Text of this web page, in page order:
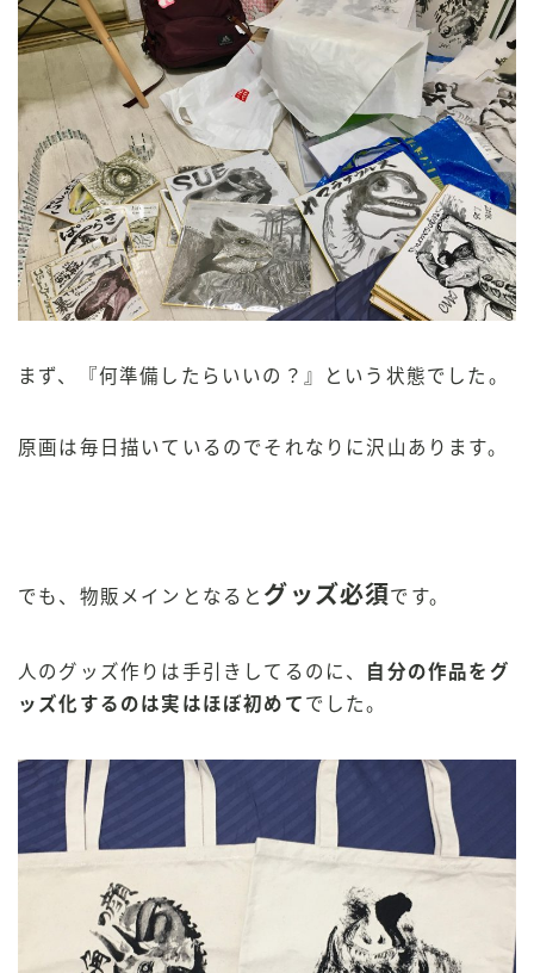
まず、『何準備したらいいの？』という状態でした。
原画は毎日描いているのでそれなりに沢山あります。
でも、物販メインとなると グッズ必須です。
人のグッズ作りは手引きしてるのに、 自分の作品をグ
ッズ化するのは実はほぼ初めて でした。